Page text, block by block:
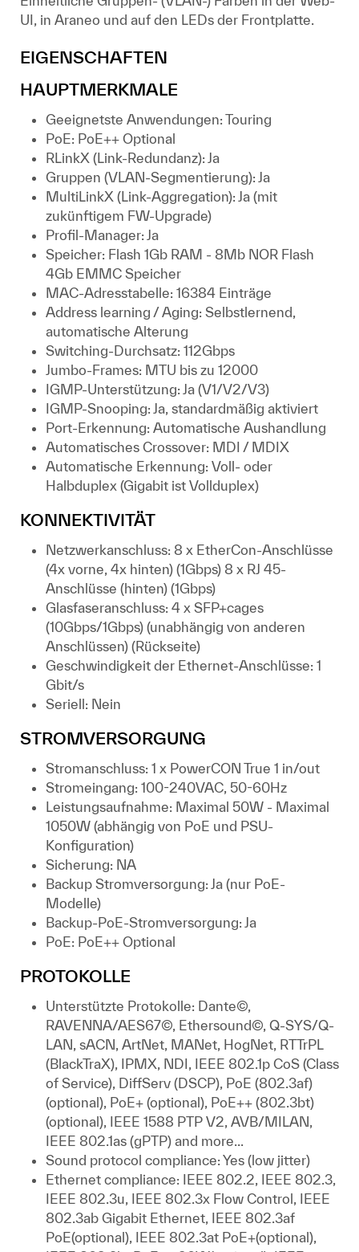
UI, in Araneo und auf den LEDs der Frontplatte.
EIGENSCHAFTEN
HAUPTMERKMALE
Geeignetste Anwendungen: Touring
PoE: PoE++ Optional
RLinkX (Link-Redundanz): Ja
Gruppen (VLAN-Segmentierung): Ja
MultiLinkX (Link-Aggregation): Ja (mit
zukünftigem FW-Upgrade)
Profil-Manager: Ja
Speicher: Flash 1Gb RAM - 8Mb NOR Flash
4Gb EMMC Speicher
MAC-Adresstabelle: 16384 Einträge
Address learning / Aging: Selbstlernend,
automatische Alterung
Switching-Durchsatz: 112Gbps
Jumbo-Frames: MTU bis zu 12000
IGMP-Unterstützung: Ja (V1/V2/V3)
IGMP-Snooping: Ja, standardmäßig aktiviert
Port-Erkennung: Automatische Aushandlung
Automatisches Crossover: MDI / MDIX
Automatische Erkennung: Voll- oder
Halbduplex (Gigabit ist Vollduplex)
KONNEKTIVITÄT
Netzwerkanschluss: 8 x EtherCon-Anschlüsse
(4x vorne, 4x hinten) (1Gbps) 8 x RJ 45-
Anschlüsse (hinten) (1Gbps)
Glasfaseranschluss: 4 x SFP+cages
(10Gbps/1Gbps) (unabhängig von anderen
Anschlüssen) (Rückseite)
Geschwindigkeit der Ethernet-Anschlüsse: 1
Gbit/s
Seriell: Nein
STROMVERSORGUNG
Stromanschluss: 1 x PowerCON True 1 in/out
Stromeingang: 100-240VAC, 50-60Hz
Leistungsaufnahme: Maximal 50W - Maximal
1050W (abhängig von PoE und PSU-
Konfiguration)
Sicherung: NA
Backup Stromversorgung: Ja (nur PoE-
Modelle)
Backup-PoE-Stromversorgung: Ja
PoE: PoE++ Optional
PROTOKOLLE
Unterstützte Protokolle: Dante©,
RAVENNA/AES67©, Ethersound©, Q-SYS/Q-
LAN, sACN, ArtNet, MANet, HogNet, RTTrPL
(BlackTraX), IPMX, NDI, IEEE 802.1p CoS (Class
of Service), DiffServ (DSCP), PoE (802.3af)
(optional), PoE+ (optional), PoE++ (802.3bt)
(optional), IEEE 1588 PTP V2, AVB/MILAN,
IEEE 802.1as (gPTP) and more...
Sound protocol compliance: Yes (low jitter)
Ethernet compliance: IEEE 802.2, IEEE 802.3,
IEEE 802.3u, IEEE 802.3x Flow Control, IEEE
802.3ab Gigabit Ethernet, IEEE 802.3af
PoE(optional), IEEE 802.3at PoE+(optional),